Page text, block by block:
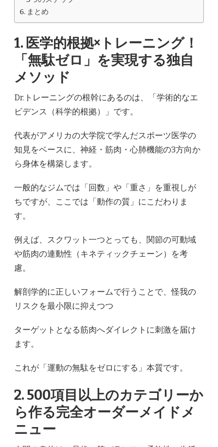
まとめ
1. 医学的根拠×トレーニング！
「無駄ゼロ」を実現する独自
メソッド
Dr.トレーニングの根幹にあるのは、「学術的なエ
ビデンス（科学的根拠）」です。
代表がアメリカの大学院で学んだスポーツ医学の
知見をベースに、神経・筋肉・心肺機能の3方向か
ら身体を構築します。
一般的なジムでは「回数」や「重さ」を重視しが
ちですが、ここでは「動作の質」にこだわりま
す。
例えば、スクワット一つとっても、関節の可動域
や筋肉の連動性（キネティックチェーン）を考
慮。
解剖学的に正しいフォームで行うことで、怪我の
リスクを最小限に抑えつつ
ターゲットとなる筋肉へダイレクトに刺激を届け
ます。
これが「運動の無駄をゼロにする」本質です。
2. 500項目以上のカテゴリーか
ら作る完全オーダーメイドメ
ニュー